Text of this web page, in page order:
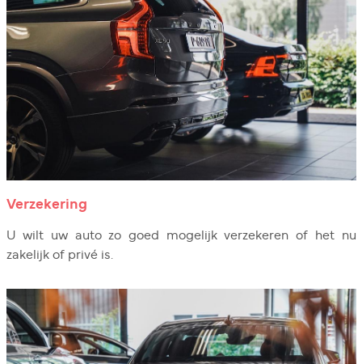
Verzekering
U wilt uw auto zo goed mogelijk verzekeren of het nu
zakelijk of privé is.